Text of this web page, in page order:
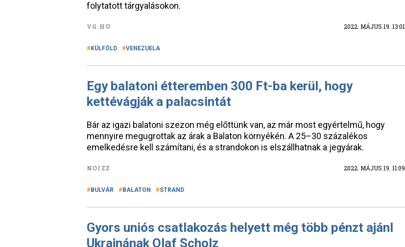
folytatott tárgyalásokon.
VG.HU 2022. MÁJUS 19. 13:01
KÜLFÖLD VENEZUELA
Egy balatoni étteremben 300 Ft-ba kerül, hogy
kettévágják a palacsintát
Bár az igazi balatoni szezon még előttünk van, az már most egyértelmű, hogy
mennyire megugrottak az árak a Balaton környékén. A 25–30 százalékos
emelkedésre kell számítani, és a strandokon is elszállhatnak a jegyárak.
NOIZZ 2022. MÁJUS 19. 11:09
BULVÁR BALATON STRAND
Gyors uniós csatlakozás helyett még több pénzt ajánl
Ukrajnának Olaf Scholz